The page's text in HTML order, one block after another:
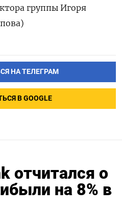
группы Игоря
НА ТЕЛЕГРАМ
В GOOGLE
отчитался о
на 8% в